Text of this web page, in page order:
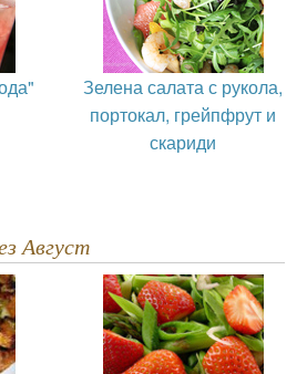
Зелена салата с рукола,
портокал, грейпфрут и
скариди
Август